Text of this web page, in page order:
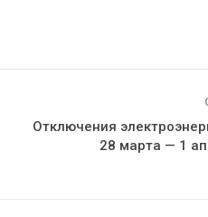
Отключения
28 марта — 1